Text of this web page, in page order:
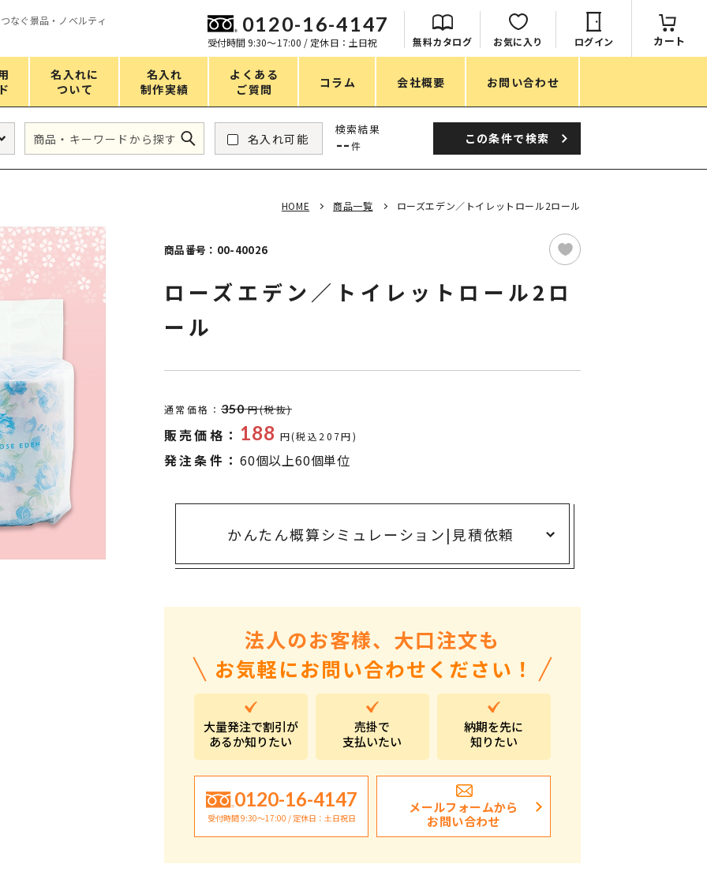
なぐ景品・ノベルティ
0120-16-4147
受付時間 9:30〜17:00 / 定休日：土日祝 無料カタログ お気に入り ログイン カート
名入れに
ついて
名入れ
制作実績
よくある
ご質問
コラム 会社概要 お問い合わせ
バスグッズ
スマホ・PCグッズ
コスメグッズ
タオル・ハンカチ
傘・レイングッズ
UVケア
バッグ&ポーチ
キャラクター雑貨
すべてのカテゴリ
価格
151～200円
251～300円
1,000～2,000円
2,000～3,000円
5,000円～
目的・シーン
展示会・イベント特集
安全大会ノベルティ・記念品特集
入学・卒業記念品
自治体・公共団体向け
ポストイン
ばらまき、ショップイベント向け粗品・ノベ
ルティ
名入れ可能
検索結果
-- 件 この条件で検索
HOME 商品一覧 ローズエデン／トイレットロール2ロール
商品番号：00-40026
ローズエデン／トイレットロール2ロ
ール
通常価格： 350 円(税抜)
販売価格： 188 円(税込207円)
発注条件： 60個以上60個単位
かんたん概算シミュレーション| 見積依頼
法人のお客様、大口注文も
お気軽にお問い合わせください！
大量発注で割引が
あるか知りたい
売掛で
支払いたい
納期を先に
知りたい
0120-16-4147
受付時間 9:30〜17:00 / 定休日：土日祝日
メールフォームから
お問い合わせ